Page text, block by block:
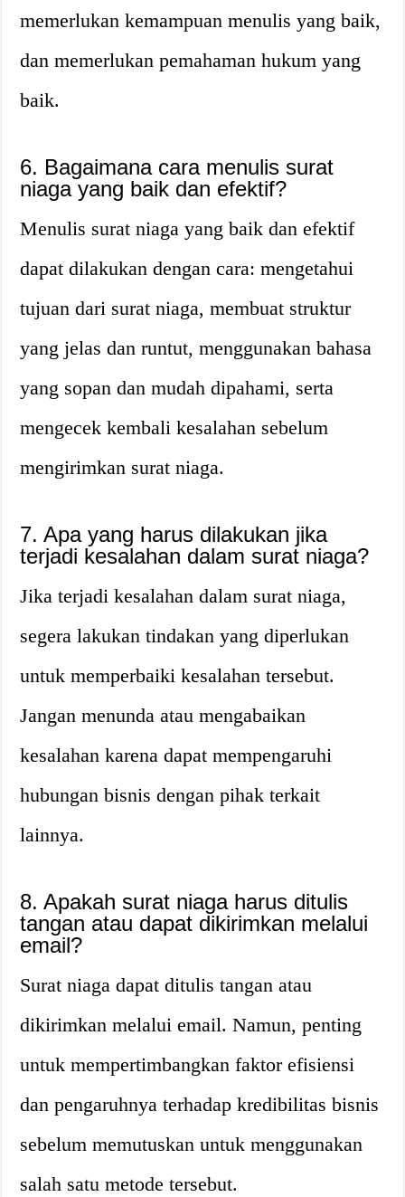
memerlukan kemampuan menulis yang baik,
dan memerlukan pemahaman hukum yang
baik.
6. Bagaimana cara menulis surat
niaga yang baik dan efektif?
Menulis surat niaga yang baik dan efektif
dapat dilakukan dengan cara: mengetahui
tujuan dari surat niaga, membuat struktur
yang jelas dan runtut, menggunakan bahasa
yang sopan dan mudah dipahami, serta
mengecek kembali kesalahan sebelum
mengirimkan surat niaga.
7. Apa yang harus dilakukan jika
terjadi kesalahan dalam surat niaga?
Jika terjadi kesalahan dalam surat niaga,
segera lakukan tindakan yang diperlukan
untuk memperbaiki kesalahan tersebut.
Jangan menunda atau mengabaikan
kesalahan karena dapat mempengaruhi
hubungan bisnis dengan pihak terkait
lainnya.
8. Apakah surat niaga harus ditulis
tangan atau dapat dikirimkan melalui
email?
Surat niaga dapat ditulis tangan atau
dikirimkan melalui email. Namun, penting
untuk mempertimbangkan faktor efisiensi
dan pengaruhnya terhadap kredibilitas bisnis
sebelum memutuskan untuk menggunakan
salah satu metode tersebut.